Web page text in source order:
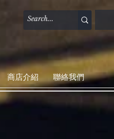
商店介紹 聯絡我們